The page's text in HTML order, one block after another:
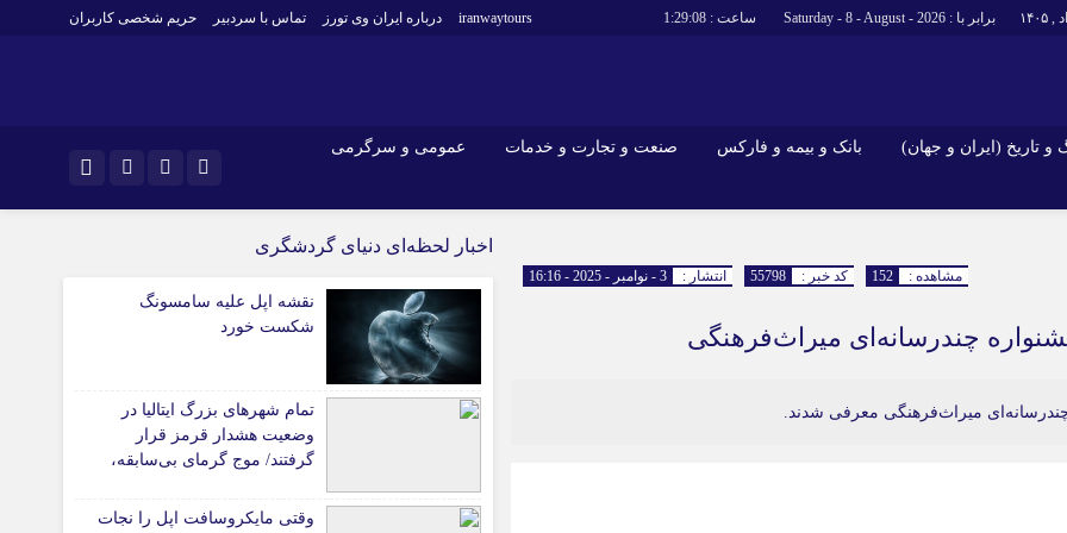
برابر با : Saturday - 8 - August - 2026 ساعت : 1:29:09
iranwaytours درباره ایران وی تورز تماس با سردبیر حریم شخصی کاربران
و تاریخ (ایران و جهان) بانک و بیمه و فارکس صنعت و تجارت و خدمات عمومی و سرگرمی
اینستاگرام
و هتل‌ها و
گزارش‌های خبری میراث فرهنگی
ارزدیجیتال
صنعت و تجارت و خدمات
اقتصاد گردشگری
انتشار : 3 - نوامبر - 2025 - 16:16 کد خبر : 55798 مشاهده : 152
چندرسانه‌ای میراث‌فرهنگی
میراث‌فرهنگی معرفی شدند.
اخبار لحظه‌ای دنیای گردشگری
نقشه اپل علیه سامسونگ
شکست خورد
تمام شهرهای بزرگ ایتالیا در
وضعیت هشدار قرمز قرار
گرفتند/ موج گرمای بی‌سابقه،
را تحت فشار قرار داد
وقتی مایکروسافت اپل را نجات